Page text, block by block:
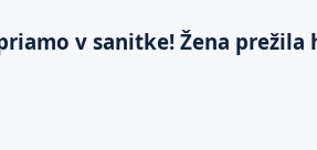
v sanitke! Žena